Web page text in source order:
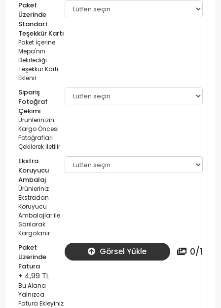
Paket
Üzerinde
Standart
Teşekkür Kartı
Paket İçerine
Mepa'nın
Belirlediği
Teşekkür Kartı
Eklenir
Sipariş
Fotoğraf
Çekimi
Ürünlerinizin
Kargo Öncesi
Fotoğrafları
Çekilerek İletilir
Ekstra
Koruyucu
Ambalaj
Ürünleriniz
Ekstradan
Koruyucu
Ambalajlar ile
Sarılarak
Kargolanır
Paket
Üzerinde
Fatura
+ 4,99 TL
Bu Alana
Yalnızca
Fatura Ekleyiniz
Görsel Yükle 0/1